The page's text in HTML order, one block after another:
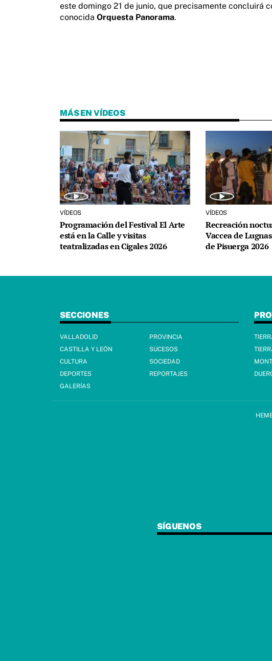
este domingo 21 de junio, que precisamente concluirá
conocida Orquesta Panorama.
MÁS EN VÍDEOS
VÍDEOS
Programación del Festival El Arte
está en la Calle y visitas
teatralizadas en Cigales 2026
VÍDEOS
Recreación
Vaccea de
de Pisuerga 2026
SECCIONES
VALLADOLID
PROVINCIA
CASTILLA Y LEÓN
SUCESOS
CULTURA
SOCIEDAD
DEPORTES
REPORTAJES
GALERÍAS
SÍGUENOS